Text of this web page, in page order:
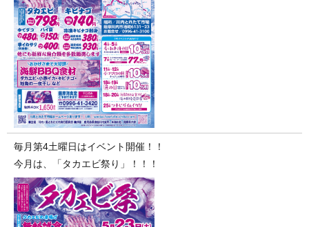
毎月第4土曜日はイベント開催！！
今月は、「タカエビ祭り」！！！